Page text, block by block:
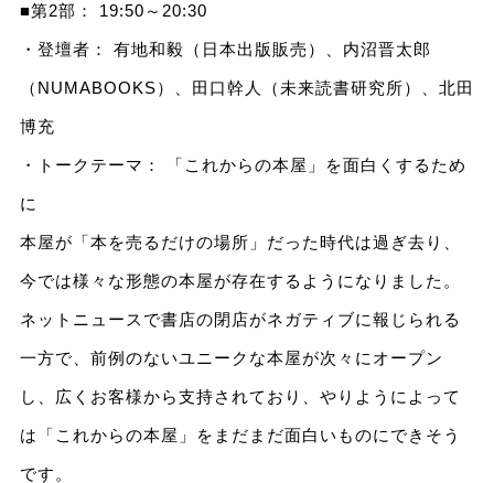
■第2部： 19:50～20:30
・登壇者： 有地和毅（日本出版販売）、内沼晋太郎
（NUMABOOKS）、田口幹人（未来読書研究所）、北田
博充
・トークテーマ： 「これからの本屋」を面白くするため
に
本屋が「本を売るだけの場所」だった時代は過ぎ去り、
今では様々な形態の本屋が存在するようになりました。
ネットニュースで書店の閉店がネガティブに報じられる
一方で、前例のないユニークな本屋が次々にオープン
し、広くお客様から支持されており、やりようによって
は「これからの本屋」をまだまだ面白いものにできそう
です。